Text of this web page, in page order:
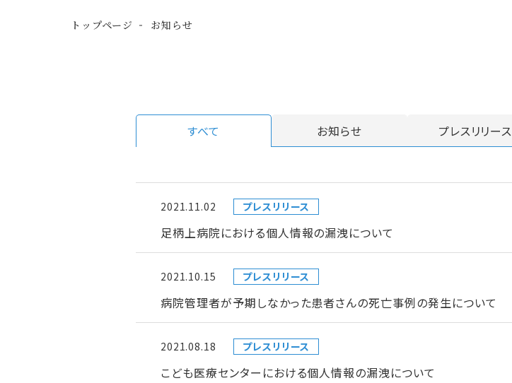
トップページ お知らせ
すべて お知らせ プレスリリース
2021.11.02 プレスリリース
足柄上病院における個人情報の漏洩について
2021.10.15 プレスリリース
病院管理者が予期しなかった患者さんの死亡事例の発生について
2021.08.18 プレスリリース
こども医療センターにおける個人情報の漏洩について